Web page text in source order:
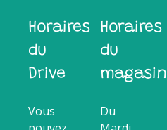
Horaires
du
Drive
Vous
Horaires
du
magasin
Du